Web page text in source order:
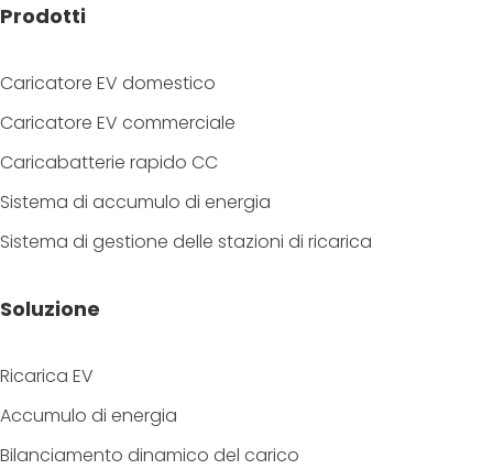
Prodotti
Caricatore EV domestico
Caricatore EV commerciale
Caricabatterie rapido CC
Sistema di accumulo di energia
Sistema di gestione delle stazioni di ricarica
Soluzione
Ricarica EV
Accumulo di energia
Bilanciamento dinamico del carico